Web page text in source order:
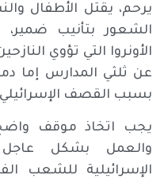
يرحم، يقتل الأطفال
الشعور بتأنيب
الأونروا التي تؤوي
عن ثلثي المدارس إما
بسبب القصف
يجب اتخاذ موقف
والعمل بشكل عاجل
الإسرائيلية للشعب